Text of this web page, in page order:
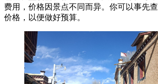
费用，价格因景点不同而异。你可以事先
价格，以便做好预算。